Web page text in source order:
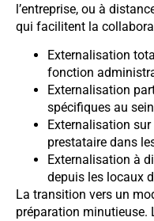
l’entreprise, ou à
qui facilitent la
Externalisation
fonction
Externalisation
spécifiques au
Externalisation
prestataire dans
Externalisation à
depuis les locaux
La transition vers un
préparation minutieuse.